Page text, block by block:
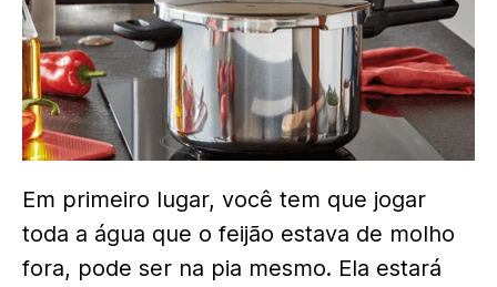
Em primeiro lugar, você tem que jogar
toda a água que o feijão estava de molho
fora, pode ser na pia mesmo. Ela estará